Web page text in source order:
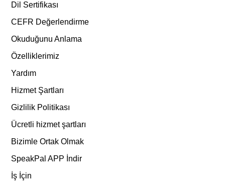
Dil Sertifikası
CEFR Değerlendirme
Okuduğunu Anlama
Özelliklerimiz
Yardım
Hizmet Şartları
Gizlilik Politikası
Ücretli hizmet şartları
Bizimle Ortak Olmak
SpeakPal APP İndir
İş İçin